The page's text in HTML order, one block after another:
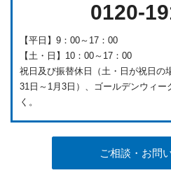
0120-
【平日】9：00～17：00
【土・日】10：00～17：00
祝日及び振替休日（土・日が祝日の
31日～1月3日）、ゴールデンウィー
く。
ご相談・お問